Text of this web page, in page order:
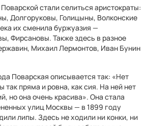
стали селиться аристократы:
Долгоруковы, Голицыны, Волконские
их сменила буржуазия —
Фирсановы. Также здесь в разное
Михаил Лермонтов, Иван Бунин
Поварская описывается так: «Нет
так пряма и ровна, как сия. На ней нет
но она очень красива». Она стала
улиц Москвы — в 1899 году
липы. Здесь не ходили ни конки, ни